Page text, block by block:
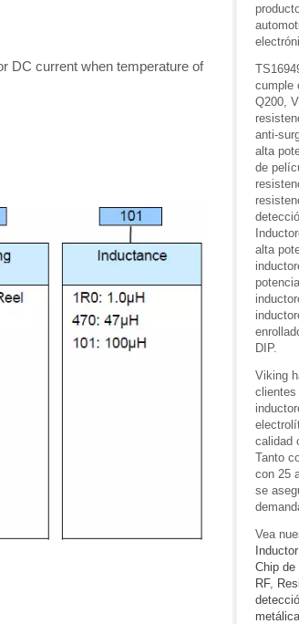
DC current when temperature of
cumple
Q200,
anti-
alta
de
alta
DIP.
Viking
clientes
calidad
Tanto
con 25
se
Vea
Chip de
RF,
metálica